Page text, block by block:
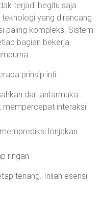
terjadi begitu saja.
yang dirancang
paling kompleks. Sistem
bagian bekerja
prinsip inti:
dari antarmuka
mempercepat interaksi
lonjakan
ringan
tenang. Inilah esensi